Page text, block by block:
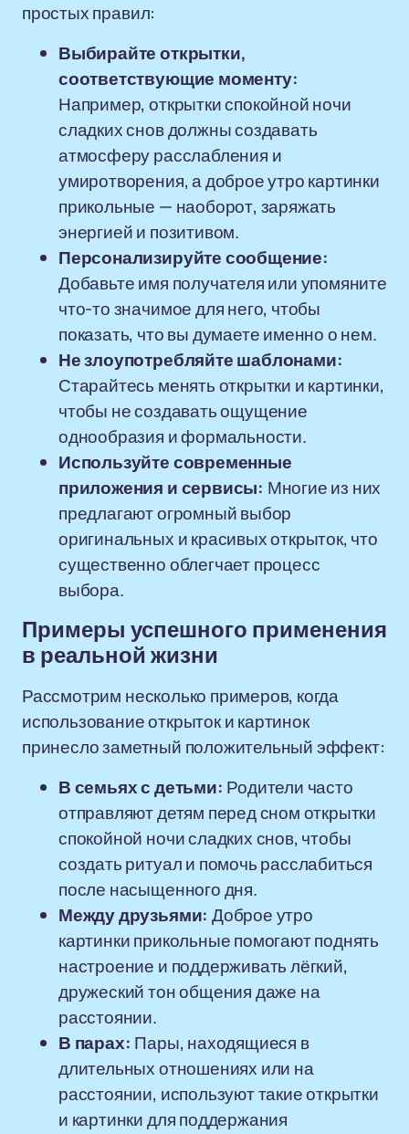
простых правил:
Выбирайте открытки,
соответствующие моменту:
Например, открытки спокойной ночи
сладких снов должны создавать
атмосферу расслабления и
умиротворения, а доброе утро картинки
прикольные — наоборот, заряжать
энергией и позитивом.
Персонализируйте сообщение:
Добавьте имя получателя или упомяните
что-то значимое для него, чтобы
показать, что вы думаете именно о нем.
Не злоупотребляйте шаблонами:
Старайтесь менять открытки и картинки,
чтобы не создавать ощущение
однообразия и формальности.
Используйте современные
приложения и сервисы: Многие из них
предлагают огромный выбор
оригинальных и красивых открыток, что
существенно облегчает процесс
выбора.
Примеры успешного применения
в реальной жизни
Рассмотрим несколько примеров, когда
использование открыток и картинок
принесло заметный положительный эффект:
В семьях с детьми: Родители часто
отправляют детям перед сном открытки
спокойной ночи сладких снов, чтобы
создать ритуал и помочь расслабиться
после насыщенного дня.
Между друзьями: Доброе утро
картинки прикольные помогают поднять
настроение и поддерживать лёгкий,
дружеский тон общения даже на
расстоянии.
В парах: Пары, находящиеся в
длительных отношениях или на
расстоянии, используют такие открытки
и картинки для поддержания